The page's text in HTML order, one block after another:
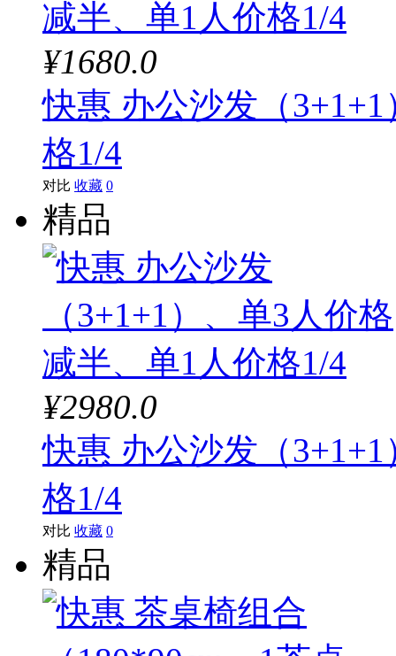
¥1680.0
快惠 办公沙发（
格1/4
对比 收藏 0
精品
¥2980.0
快惠 办公沙发（
格1/4
对比 收藏 0
精品